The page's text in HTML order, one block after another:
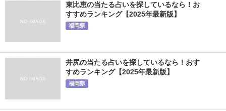
東比恵の当たる占いを探しているなら！お
すすめランキング【2025年最新版】
福岡県
井尻の当たる占いを探しているなら！おす
すめランキング【2025年最新版】
福岡県